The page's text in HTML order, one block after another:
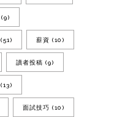
(9)
(51) 薪資 (10)
讀者投稿 (9)
(13)
面試技巧 (10)